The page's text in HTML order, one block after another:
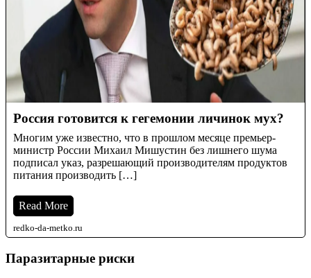
Россия готовится к гегемонии личинок мух?
Многим уже известно, что в прошлом месяце премьер-
министр России Михаил Мишустин без лишнего шума
подписал указ, разрешающий производителям продуктов
питания производить […]
Read More
redko-da-metko.ru
Паразитарные риски